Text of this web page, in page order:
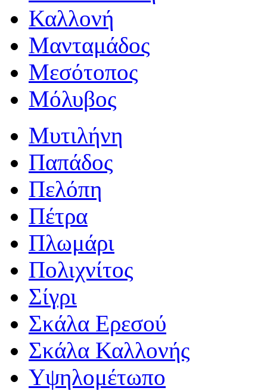
Καλλονή
Μανταμάδος
Μεσότοπος
Μόλυβος
Μυτιλήνη
Παπάδος
Πελόπη
Πέτρα
Πλωμάρι
Πολιχνίτος
Σίγρι
Σκάλα Ερεσού
Σκάλα Καλλονής
Υψηλομέτωπο